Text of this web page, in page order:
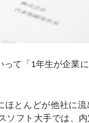
て「1年生が企業
ほとんどが他社に
ソフト大手では、